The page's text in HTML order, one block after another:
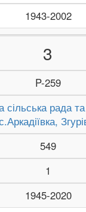
1943-2002
3
P-259
сільська рада
549
1
1945-2020